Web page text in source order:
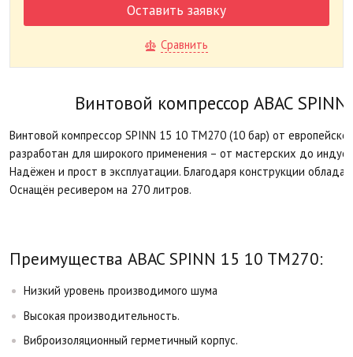
Оставить заявку
Сравнить
Винтовой компрессор ABAC
Винтовой компрессор SPINN 15 10 TM270 (10 бар) от
разработан для широкого применения – от мастерских до
Надёжен и прост в эксплуатации. Благодаря конструкции
Оснащён ресивером на 270 литров.
Преимущества ABAC SPINN 15 10 TM270:
Низкий уровень производимого шума
Высокая производительность.
Виброизоляционный герметичный корпус.